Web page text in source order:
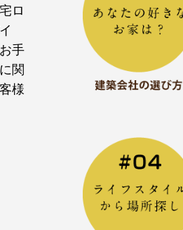
ロ
手
関
様